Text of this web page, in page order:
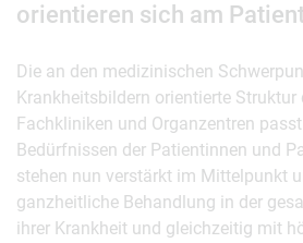
orientieren sich am
Die an den medizinischen
Krankheitsbildern orientierte Struktur
Fachkliniken und Organzentren
Bedürfnissen der Patientinnen und
stehen nun verstärkt im Mittelpunkt
ganzheitliche Behandlung in der
ihrer Krankheit und gleichzeitig mit